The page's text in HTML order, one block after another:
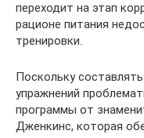
переходит на этап
рационе питания
тренировки.
Поскольку
упражнений
программы от
Дженкинс, которая